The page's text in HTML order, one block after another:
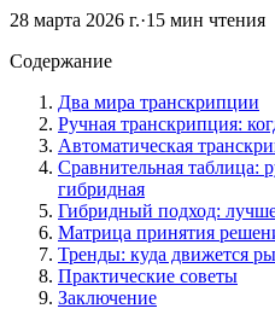
28 марта 2026 г.·15 мин чтения
Содержание
Два мира транскрипции
Ручная транскрипция:
Автоматическая
Сравнительная таблица:
гибридная
Гибридный подход:
Матрица принятия
Тренды: куда движется
Практические советы
Заключение